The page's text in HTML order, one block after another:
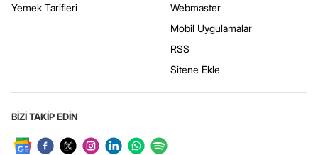
Yemek Tarifleri
Webmaster
Mobil Uygulamalar
RSS
Sitene Ekle
BİZİ TAKİP EDİN